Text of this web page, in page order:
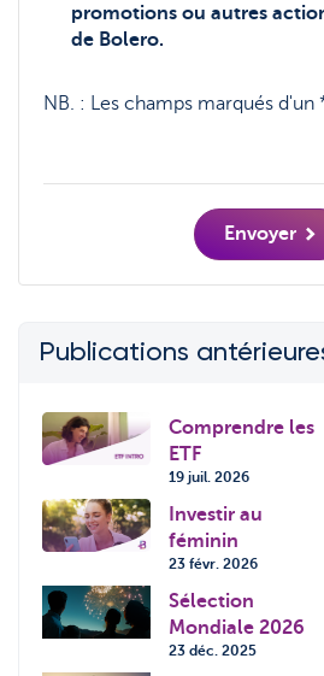
promotions ou autres
de Bolero.
NB. : Les champs marqués
Envoyer
Publications
Comprendre les
ETF
19 juil. 2026
Investir au
féminin
23 févr. 2026
Sélection
Mondiale 2026
23 déc. 2025